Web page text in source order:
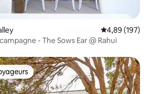
Évaluation
4,89 (197)
- The Sows Ear @ Rahui